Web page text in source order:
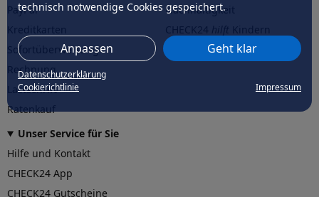
technisch notwendige Cookies gespeichert.
Anpassen Geht klar
Datenschutzerklärung
Cookierichtlinie
Impressum
PayPal
Sofortüberweisung
Rechnung
Lastschrift
Ratenkauf
Nachhaltigkeit
CHECK24hilftder Natur
Unser Service für Sie
Hilfe und Kontakt
CHECK24 App
CHECK24 Gutscheine